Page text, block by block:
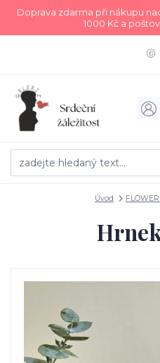
Doprava zdarma při nákupu
1000 Kč a
Úvod